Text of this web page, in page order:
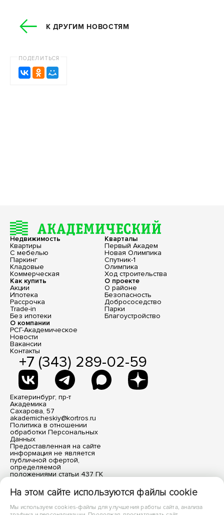
На этом сайте используются файлы cookie
Мы используем cookies-файлы для улучшения работы сайта, анализа
К ДРУГИМ НОВОСТЯМ
ПОДЕЛИТЬСЯ
Недвижимость
Квартиры
С мебелью
Паркинг
Кладовые
Коммерческая
Кварталы
Первый Академ
Новая Олимпика
Спутник-1
Олимпика
Ход строительства
Как купить
Акции
Ипотека
Рассрочка
Trade-in
Без ипотеки
О проекте
О районе
Безопасность
Добрососедство
Парки
Благоустройство
О компании
РСГ-Академическое
Новости
Вакансии
Контакты
+7 (343) 289-02-59
Екатеринбург, пр-т
Академика
Сахарова, 57
akademicheskiy@kortros.ru
Политика в отношении
обработки Персональных
Данных
Предоставленная на сайте
информация не является
публичной офертой,
определяемой
положениями статьи 437 ГК
материалы носят
информационный характер.